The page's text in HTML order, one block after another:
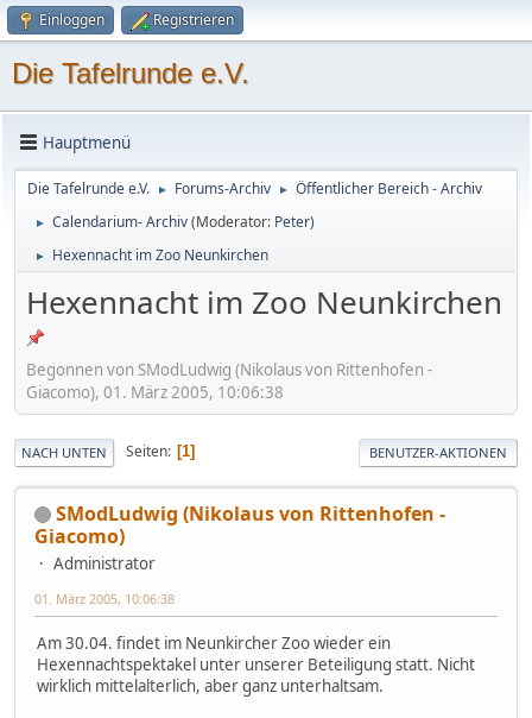
Einloggen Registrieren
Die Tafelrunde e.V.
Hauptmenü
Die Tafelrunde e.V. ► Forums-Archiv ► Öffentlicher Bereich - Archiv
► Calendarium- Archiv(Moderator: Peter)
► Hexennacht im Zoo Neunkirchen
Hexennacht im Zoo Neunkirchen
Begonnen von SModLudwig (Nikolaus von Rittenhofen -
Giacomo), 01. März 2005, 10:06:38
NACH UNTEN Seiten 1 BENUTZER-AKTIONEN
SModLudwig (Nikolaus von Rittenhofen -
Giacomo)
Administrator
01. März 2005, 10:06:38
Am 30.04. findet im Neunkircher Zoo wieder ein
Hexennachtspektakel unter unserer Beteiligung statt. Nicht
wirklich mittelalterlich, aber ganz unterhaltsam.